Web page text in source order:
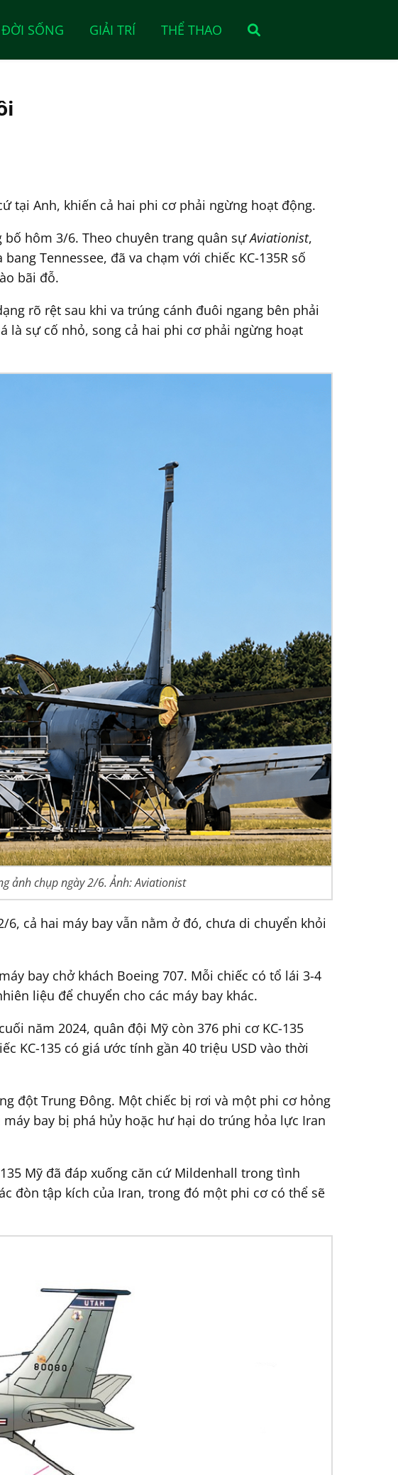
ĐỜI SỐNG GIẢI TRÍ THỂ THAO
tại Anh, khiến cả hai phi cơ phải ngừng hoạt động.
hôm 3/6. Theo chuyên trang quân sựAviationist,
Tennessee, đã va chạm với chiếc KC-135R số
bãi đỗ.
rõ rệt sau khi va trúng cánh đuôi ngang bên phải
là sự cố nhỏ, song cả hai phi cơ phải ngừng hoạt
ảnh chụp ngày 2/6. Ảnh: Aviationist
cả hai máy bay vẫn nằm ở đó, chưa di chuyển khỏi
bay chở khách Boeing 707. Mỗi chiếc có tổ lái 3-4
liệu để chuyển cho các máy bay khác.
năm 2024, quân đội Mỹ còn 376 phi cơ KC-135
KC-135 có giá ước tính gần 40 triệu USD vào thời
đột Trung Đông. Một chiếc bị rơi và một phi cơ hỏng
bay bị phá hủy hoặc hư hại do trúng hỏa lực Iran
Mỹ đã đáp xuống căn cứ Mildenhall trong tình
đòn tập kích của Iran, trong đó một phi cơ có thể sẽ